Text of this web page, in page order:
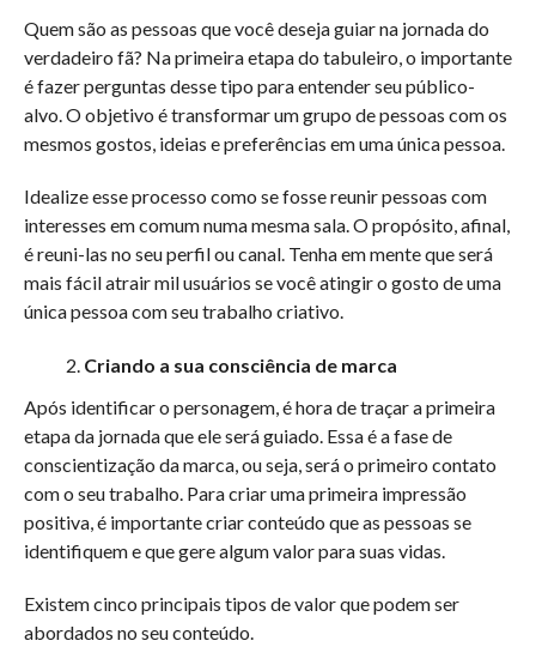
Quem são as pessoas que você deseja guiar na jornada do
verdadeiro fã? Na primeira etapa do tabuleiro, o importante
é fazer perguntas desse tipo para entender seu público-
alvo. O objetivo é transformar um grupo de pessoas com os
mesmos gostos, ideias e preferências em uma única pessoa.
Idealize esse processo como se fosse reunir pessoas com
interesses em comum numa mesma sala. O propósito, afinal,
é reuni-las no seu perfil ou canal. Tenha em mente que será
mais fácil atrair mil usuários se você atingir o gosto de uma
única pessoa com seu trabalho criativo.
Criando a sua consciência de marca
Após identificar o personagem, é hora de traçar a primeira
etapa da jornada que ele será guiado. Essa é a fase de
conscientização da marca, ou seja, será o primeiro contato
com o seu trabalho. Para criar uma primeira impressão
positiva, é importante criar conteúdo que as pessoas se
identifiquem e que gere algum valor para suas vidas.
Existem cinco principais tipos de valor que podem ser
abordados no seu conteúdo.